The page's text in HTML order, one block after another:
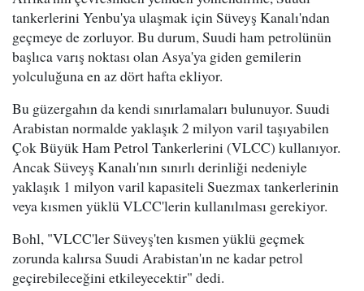
tankerlerini Yenbu'ya ulaşmak için Süveyş Kanalı'ndan
geçmeye de zorluyor. Bu durum, Suudi ham petrolünün
başlıca varış noktası olan Asya'ya giden gemilerin
yolculuğuna en az dört hafta ekliyor.
Bu güzergahın da kendi sınırlamaları bulunuyor. Suudi
Arabistan normalde yaklaşık 2 milyon varil taşıyabilen
Çok Büyük Ham Petrol Tankerlerini (VLCC) kullanıyor.
Ancak Süveyş Kanalı'nın sınırlı derinliği nedeniyle
yaklaşık 1 milyon varil kapasiteli Suezmax tankerlerinin
veya kısmen yüklü VLCC'lerin kullanılması gerekiyor.
Bohl, "VLCC'ler Süveyş'ten kısmen yüklü geçmek
zorunda kalırsa Suudi Arabistan'ın ne kadar petrol
geçirebileceğini etkileyecektir" dedi.